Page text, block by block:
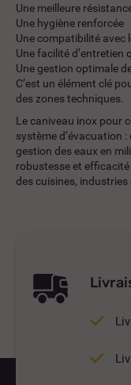
Une meilleure
Une hygiène renforcée
Une compatibilité avec
Une facilité d’entretien
Une gestion optimale
C’est un élément clé
des zones techniques.
Le caniveau inox pour
système d’évacuation
gestion des eaux en
robustesse et
des cuisines,